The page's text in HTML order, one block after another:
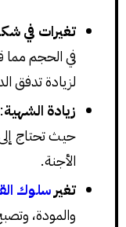
تغيرات في
في الحجم مما
لزيادة تدفق
زيادة الشهية
حيث تحتاج
الأجنة.
تغيرسلوك
والمودة،